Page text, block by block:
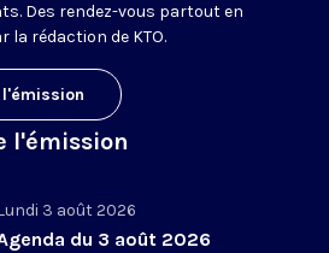
Des rendez-vous partout en
la rédaction de KTO.
l'émission
3 août 2026
du 3 août 2026